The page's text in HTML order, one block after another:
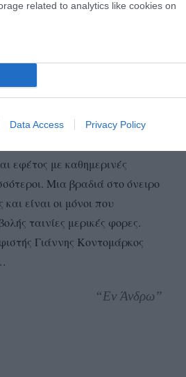
related to analytics like cookies on
Data Access Privacy Policy
την ροή της προβολής. “Τώρα
(φωτο: Εν Άνδρω)
εφέτος με καθημερινές
Μια βραδιά στο όνειρο
είναι οι μόνοι που
ταινίες μερικές φορες.
Γιάννης Κοντομάρκος
“Εν Άνδρω”